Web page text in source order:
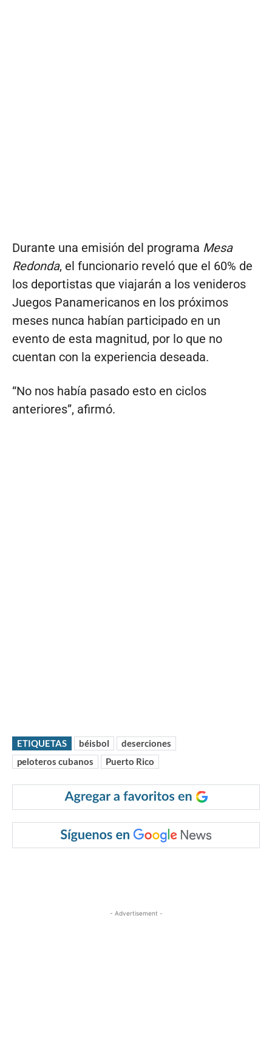
Durante una emisión del programa Mesa
Redonda, el funcionario reveló que el 60% de
los deportistas que viajarán a los venideros
Juegos Panamericanos en los próximos
meses nunca habían participado en un
evento de esta magnitud, por lo que no
cuentan con la experiencia deseada.
“No nos había pasado esto en ciclos
anteriores”, afirmó.
ETIQUETAS béisbol
deserciones
peloteros cubanos
Puerto Rico
- Advertisement -